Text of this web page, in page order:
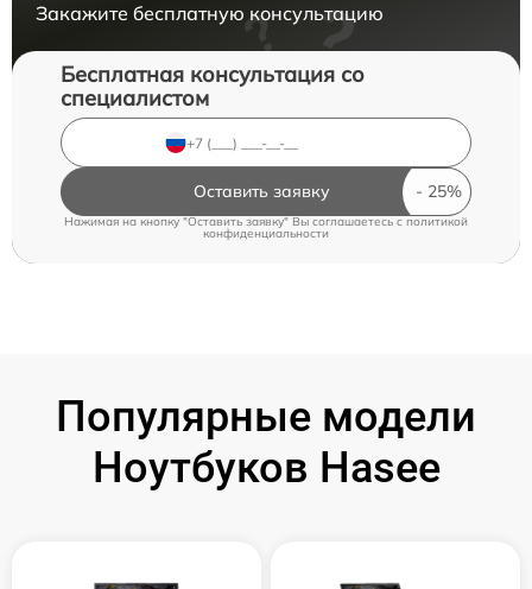
Закажите бесплатную консультацию
Бесплатная консультация со
специалистом
Оставить заявку
Нажимая на кнопку "Оставить заявку" Вы соглашаетесь cполитикой
конфиденциальности
Популярные модели
Ноутбуков Hasee